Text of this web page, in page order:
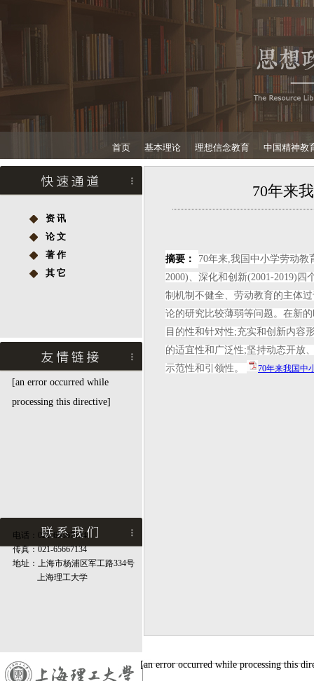
首页 基本理论 理想信念教育 中国精神教
资 讯
论 文
著 作
其 它
[an error occurred while
processing this directive]
电话：021-65667134
传真：021-65667134
地址：上海市杨浦区军工路334号
上海理工大学
70年来
摘要：
70年来,我国中小学劳动教
2000)、深化和创新(2001-2019)
制机制不健全、劳动教育的主体
论的研究比较薄弱等问题。在新
目的性和针对性;充实和创新内容
的适宜性和广泛性;坚持动态开放
示范性和引领性。
70年来我国中
[an error occurred while processing this